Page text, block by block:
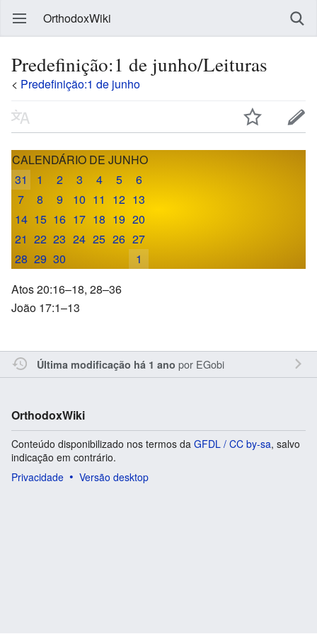
OrthodoxWiki
Predefinição:1 de junho/Leituras
< Predefinição:1 de junho
CALENDÁRIO DE JUNHO
31
1 2 3 4 5
6
7
8 9 10 11 12 13
14 15 16 17 18 19 20
21 22 23 24 25 26 27
28 29 30
1
Atos 20:16–18, 28–36
João 17:1–13
Última modificação há 1 ano por EGobi
OrthodoxWiki
Conteúdo disponibilizado nos termos da GFDL / CC by-sa, salvo
indicação em contrário.
Privacidade
Versão desktop